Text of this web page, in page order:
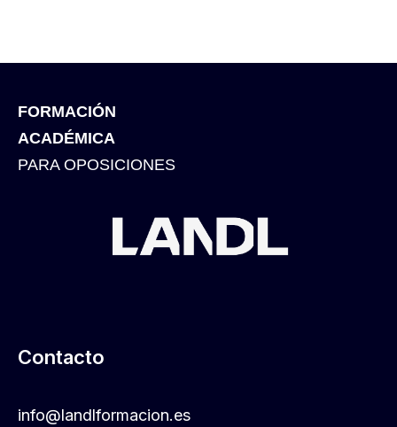
FORMACIÓN
ACADÉMICA
PARA OPOSICIONES
Contacto
info@landlformacion.es